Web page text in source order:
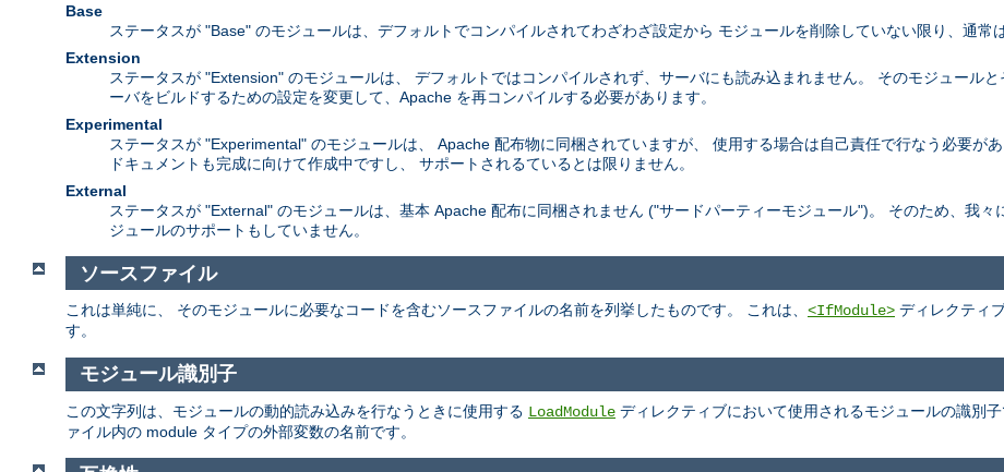
Base
ステータスが "Base" のモジュールは、デフォルトでコンパイルされてわざわざ設定から モジュールを削除していない限り、通常
Extension
ステータスが "Extension" のモジュールは、 デフォルトではコンパイルされず、サーバにも読み込まれません。 そのモジュール
ーバをビルドするための設定を変更して、Apache を再コンパイルする必要があります。
Experimental
ステータスが "Experimental" のモジュールは、 Apache 配布物に同梱されていますが、 使用する場合は自己責任で行なう必要があ
ドキュメントも完成に向けて作成中ですし、 サポートされるているとは限りません。
External
ステータスが "External" のモジュールは、基本 Apache 配布に同梱されません ("サードパーティーモジュール")。 そのため、我々
ジュールのサポートもしていません。
ソースファイル
これは単純に、 そのモジュールに必要なコードを含むソースファイルの名前を列挙したものです。 これは、 <IfModule> ディレクティ
す。
モジュール識別子
この文字列は、モジュールの動的読み込みを行なうときに使用する LoadModule ディレクティブにおいて使用されるモジュールの識別
ァイル内の module タイプの外部変数の名前です。